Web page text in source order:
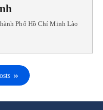
Phố Hồ Chí Minh Lào